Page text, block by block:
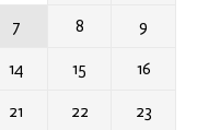
7 8 9
14 15 16
21 22 23